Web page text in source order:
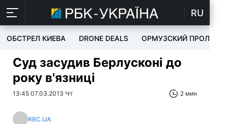
RU
ОБСТРЕЛ КИЕВА DRONE DEALS ОРМУЗСКИЙ ПРОЛИВ
Суд засудив Берлусконі до
року в'язниці
13:45 07.03.2013 Чт 2 мин
RBC.UA